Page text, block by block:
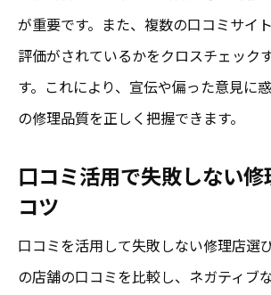
が重要です。また、複数の口コミサイ
評価がされているかをクロスチェック
す。これにより、宣伝や偏った意見に
の修理品質を正しく把握できます。
口コミ活用で失敗しない修
コツ
口コミを活用して失敗しない修理店選
の店舗の口コミを比較し、ネガティブ